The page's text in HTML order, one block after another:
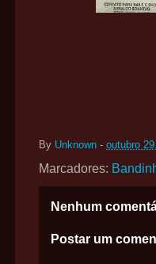
By Unknown - outubro
Marcadores:
Nenhum
Postar um